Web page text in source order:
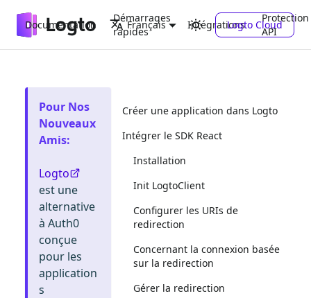
Documentation
Démarrages
rapides
Intégrations
Protection
API
Français Logto Cloud
Pour Nos
Nouveaux
Amis:
Logto
est une
alternative
à Auth0
conçue
pour les
application
s
Créer une application dans Logto
Intégrer le SDK React
Installation
Init LogtoClient
Configurer les URIs de
redirection
Concernant la connexion basée
sur la redirection
Gérer la redirection